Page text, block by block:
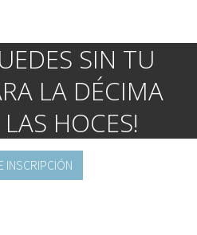
SIN TU
LA DÉCIMA
HOCES!
INSCRIPCIÓN